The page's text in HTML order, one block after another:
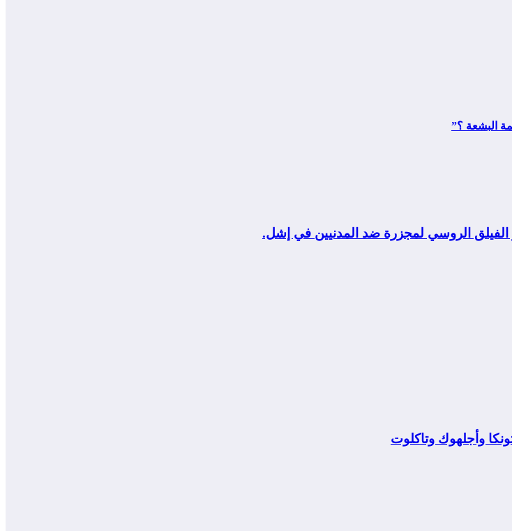
البشعة ؟”
الفيلق الروسي لمجزرة ضد المدنيين في إشل.
وأجلهوك وتاكلوت